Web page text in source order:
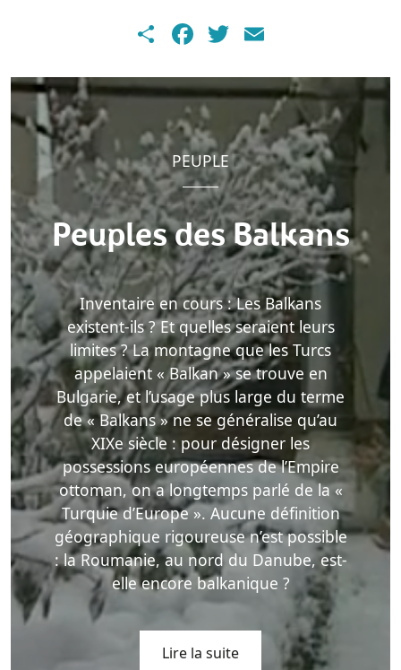
ShareFacebook
Twitter
PEUPLE
Peuples des Balkans
Inventaire en cours : Les Balkans
existent-ils ? Et quelles seraient leurs
limites ? La montagne que les Turcs
appelaient « Balkan » se trouve en
Bulgarie, et l’usage plus large du terme
de « Balkans » ne se généralise qu’au
XIXe siècle : pour désigner les
possessions européennes de l’Empire
ottoman, on a longtemps parlé de la «
Turquie d’Europe ». Aucune définition
géographique rigoureuse n’est possible
: la Roumanie, au nord du Danube, est-
elle encore balkanique ?
Lire la suite